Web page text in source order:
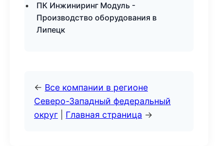
ПК Инжиниринг Модуль -
Производство оборудования в
Липецк
← Все компании в регионе
Северо-Западный федеральный
округ
Главная страница →